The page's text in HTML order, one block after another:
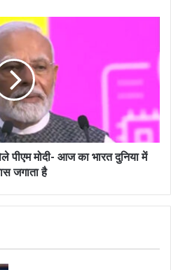
मोदी- आज का भारत दुनिया में
जगाता है